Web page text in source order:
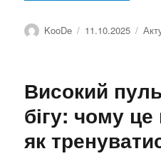
Автор
KooDe Оприлюднено
11.10.2025
Високий
бігу: чому це
як